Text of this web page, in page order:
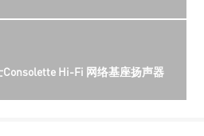
Hi-Fi 网络基座扬声器